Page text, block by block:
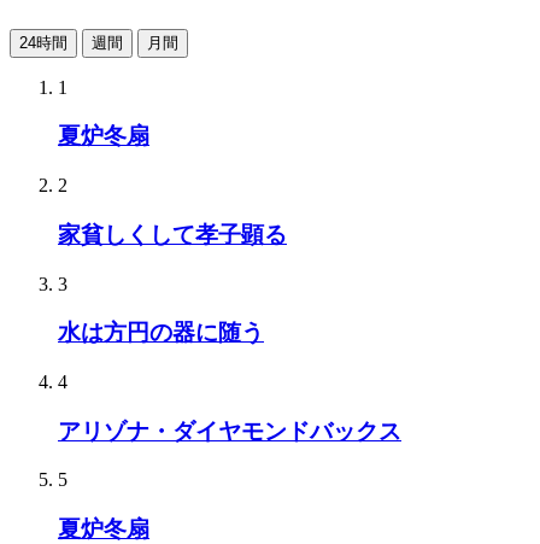
24時間 週間 月間
1
夏炉冬扇
2
家貧しくして孝子顕る
3
水は方円の器に随う
4
アリゾナ・ダイヤモンドバックス
5
夏炉冬扇